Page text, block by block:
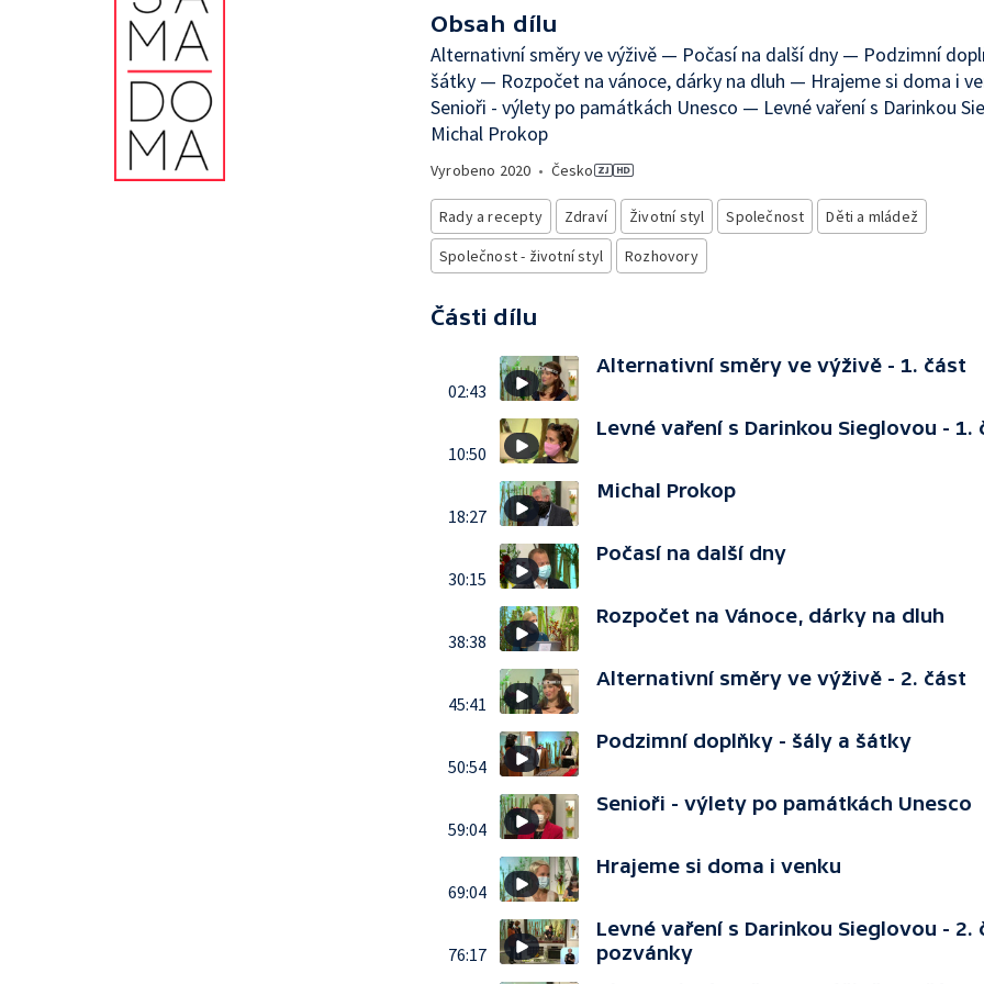
Obsah dílu
Alternativní směry ve výživě — Počasí na další dny — Podzimní
šátky — Rozpočet na vánoce, dárky na dluh — Hrajeme si doma i
Senioři - výlety po památkách Unesco — Levné vaření s Darinkou
Michal Prokop
Vyrobeno 2020 • Česko
Rady a recepty Zdraví Životní styl Společnost
Děti a mládež
Společnost - životní styl
Rozhovory
Části dílu
02:43
Alternativní směry ve výživě - 1. část
10:50
Levné vaření s Darinkou Sieglovou - 1.
18:27
Michal Prokop
30:15
Počasí na další dny
38:38
Rozpočet na Vánoce, dárky na dluh
45:41
Alternativní směry ve výživě - 2. část
50:54
Podzimní doplňky - šály a šátky
59:04
Senioři - výlety po památkách Unesco
69:04
Hrajeme si doma i venku
76:17
Levné vaření s Darinkou Sieglovou - 2.
pozvánky